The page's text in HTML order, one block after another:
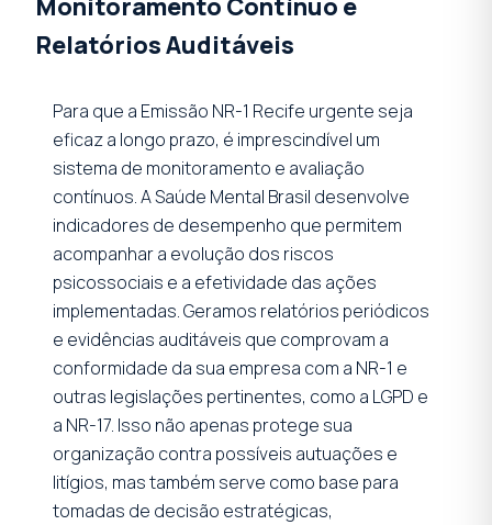
Relatórios Auditáveis
Para que a Emissão NR-1 Recife urgente seja
eficaz a longo prazo, é imprescindível um
sistema de monitoramento e avaliação
contínuos. A Saúde Mental Brasil desenvolve
indicadores de desempenho que permitem
acompanhar a evolução dos riscos
psicossociais e a efetividade das ações
implementadas. Geramos relatórios periódicos
e evidências auditáveis que comprovam a
conformidade da sua empresa com a NR-1 e
outras legislações pertinentes, como a LGPD e
a NR-17. Isso não apenas protege sua
organização contra possíveis autuações e
litígios, mas também serve como base para
tomadas de decisão estratégicas,